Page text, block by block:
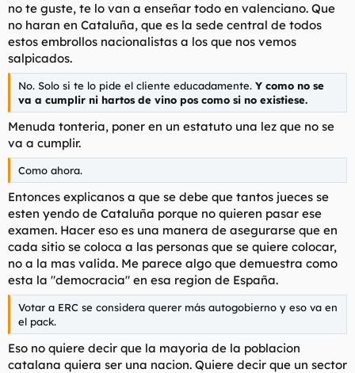
no te guste, te lo van a enseñar todo en valenciano. Que
no haran en Cataluña, que es la sede central de todos
estos embrollos nacionalistas a los que nos vemos
salpicados.
No. Solo si te lo pide el cliente educadamente. Y como no se
va a cumplir ni hartos de vino pos como si no existiese.
Menuda tonteria, poner en un estatuto una lez que no se
va a cumplir.
Como ahora.
Entonces explicanos a que se debe que tantos jueces se
esten yendo de Cataluña porque no quieren pasar ese
examen. Hacer eso es una manera de asegurarse que en
cada sitio se coloca a las personas que se quiere colocar,
no a la mas valida. Me parece algo que demuestra como
esta la "democracia" en esa region de España.
Votar a ERC se considera querer más autogobierno y eso va en
el pack.
Eso no quiere decir que la mayoria de la poblacion
catalana quiera ser una nacion. Quiere decir que un sector